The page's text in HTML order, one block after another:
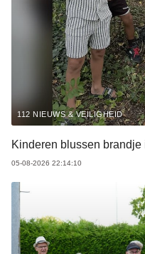
112 NIEUWS & VEILIGHEID
Kinderen blussen
05-08-2026 22:14:10